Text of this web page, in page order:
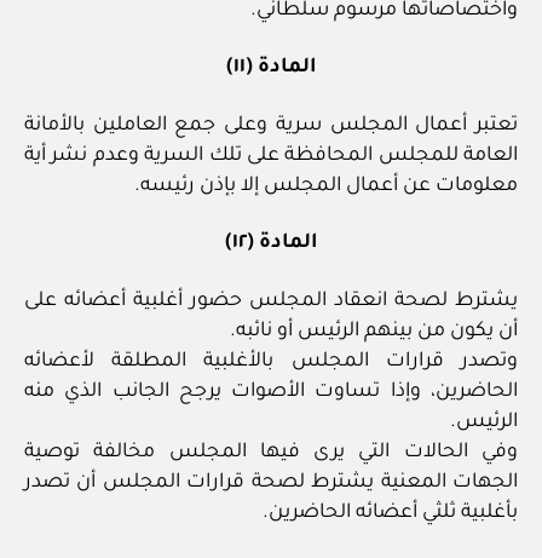
واختصاصاتها مرسوم سلطاني.
المادة (١١)
تعتبر أعمال المجلس سرية وعلى جمع العاملين بالأمانة
العامة للمجلس المحافظة على تلك السرية وعدم نشر أية
معلومات عن أعمال المجلس إلا بإذن رئيسه.
المادة (١٢)
يشترط لصحة انعقاد المجلس حضور أغلبية أعضائه على
أن يكون من بينهم الرئيس أو نائبه.
وتصدر قرارات المجلس بالأغلبية المطلقة لأعضائه
الحاضرين، وإذا تساوت الأصوات يرجح الجانب الذي منه
الرئيس.
وفي الحالات التي يرى فيها المجلس مخالفة توصية
الجهات المعنية يشترط لصحة قرارات المجلس أن تصدر
بأغلبية ثلثي أعضائه الحاضرين.